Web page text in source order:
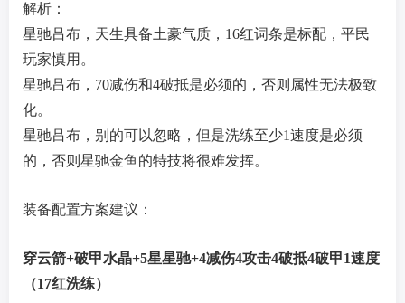
解析：
星驰吕布，天生具备土豪气质，16红词条是标配，平民
玩家慎用。
星驰吕布，70减伤和4破抵是必须的，否则属性无法极致
化。
星驰吕布，别的可以忽略，但是洗练至少1速度是必须
的，否则星驰金鱼的特技将很难发挥。
装备配置方案建议：
穿云箭+破甲水晶+5星星驰+4减伤4攻击4破抵4破甲1速度
（17红洗练）